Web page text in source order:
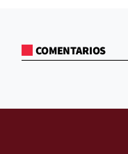
COMENTARIOS